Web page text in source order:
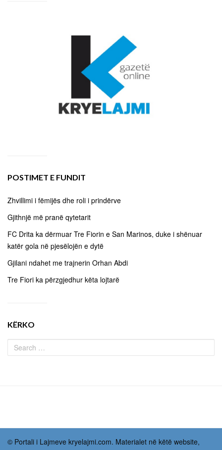
POSTIMET E FUNDIT
Zhvillimi i fëmijës dhe roli i prindërve
Gjithnjë më pranë qytetarit
FC Drita ka dërmuar Tre Fiorin e San Marinos, duke i shënuar
katër gola në pjesëlojën e dytë
Gjilani ndahet me trajnerin Orhan Abdi
Tre Fiori ka përzgjedhur këta lojtarë
KËRKO
© Portali i Lajmeve kryelajmi.com. Materialet në këtë website,